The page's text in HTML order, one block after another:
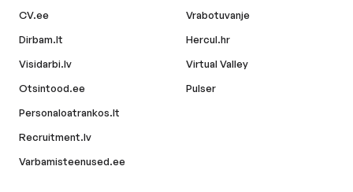
CV.ee
Dirbam.lt
Visidarbi.lv
Otsintood.ee
Personaloatrankos.lt
Recruitment.lv
Varbamisteenused.ee
Vrabotuvanje
Hercul.hr
Virtual Valley
Pulser